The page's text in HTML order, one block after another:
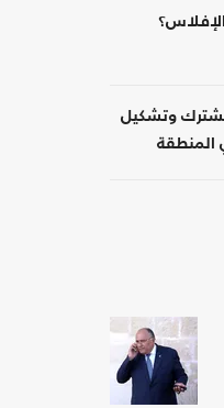
وتشكيل
المنطقة